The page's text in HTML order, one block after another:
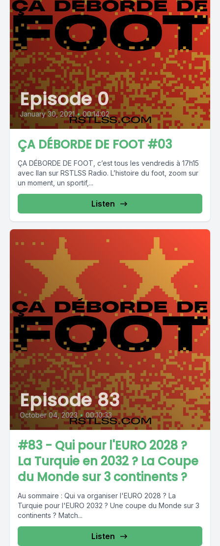
Episode 0
January 30, 2021 • 00:14:02
ÇA DÉBORDE DE FOOT #03
ÇA DÉBORDE DE FOOT, c’est tous les vendredis à 17h15
avec Ilan sur RSTLSS Radio. L’histoire du foot, zoom sur
un moment, un sportif,...
Listen
Episode 83
October 04, 2023 • 00:10:33
#83 - Qui pour l'EURO 2028 ?
La Turquie en 2032 ? La Coupe
du Monde sur 3 continents ?
Au sommaire : Qui va organiser l'EURO 2028 ? La
Turquie pour l'EURO 2032 ? Une coupe du Monde sur 3
continents ? Match...
Listen